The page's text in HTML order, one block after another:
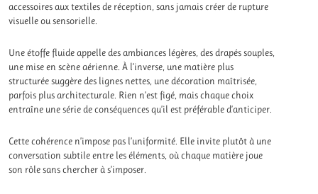
accessoires aux textiles de réception, sans jamais créer de rupture
visuelle ou sensorielle.
Une étoffe fluide appelle des ambiances légères, des drapés souples,
une mise en scène aérienne. À l’inverse, une matière plus
structurée suggère des lignes nettes, une décoration maîtrisée,
parfois plus architecturale. Rien n’est figé, mais chaque choix
entraîne une série de conséquences qu’il est préférable d’anticiper.
Cette cohérence n’impose pas l’uniformité. Elle invite plutôt à une
conversation subtile entre les éléments, où chaque matière joue
son rôle sans chercher à s’imposer.